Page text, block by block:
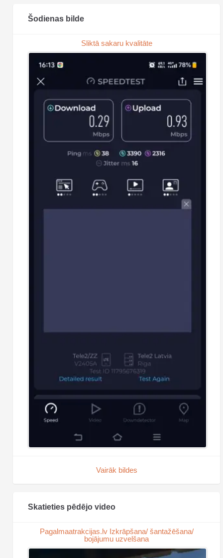
Šodienas bilde
Sliktā sakaru kvalitāte
Vairāk bildes
Skatieties pēdējo video
Pagalmaatrakcijas.lv Izkrāpšana/ šantažēšana/
bojājumu uzvelšana